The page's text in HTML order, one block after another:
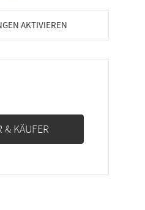
AKTIVIEREN
& KÄUFER